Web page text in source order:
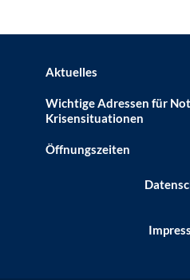
Aktuelles
Wichtige Adressen für
Krisensituationen
Öffnungszeiten